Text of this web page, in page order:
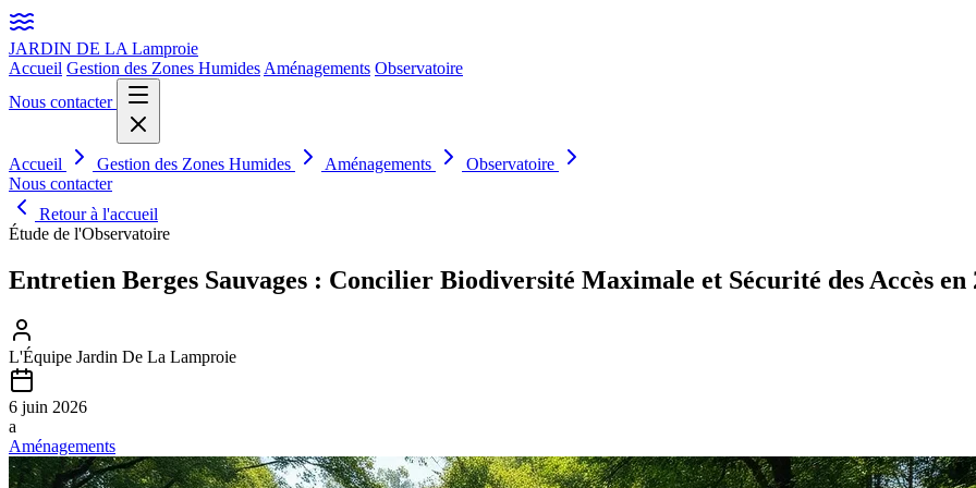
JARDIN DE LA Lamproie
Accueil Gestion des Zones Humides Aménagements Observatoire
Nous contacter
Accueil Gestion des Zones Humides Aménagements
Observatoire
Nous contacter
Retour à l'accueil
Étude de l'Observatoire
Entretien Berges Sauvages : Concilier Biodiversité Maximale et Sécurité des Accès en
L'Équipe Jardin De La Lamproie
6 juin 2026
a
Aménagements